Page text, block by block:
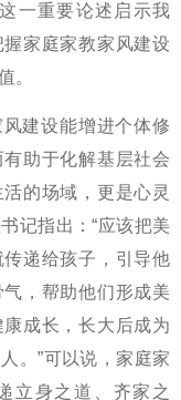
一重要论述启示我
家庭家教家风建设
。
建设能增进个体修
助于化解基层社会
的场域，更是心灵
记指出：“应该把美
递给孩子，引导他
，帮助他们形成美
成长，长大后成为
。”可以说，家庭家
立身之道、齐家之